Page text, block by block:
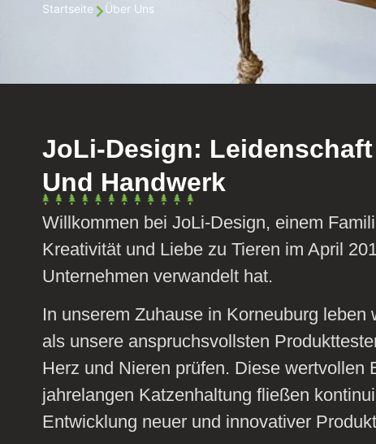
Startseite Über Uns
JoLi-Design:
Und Handwerk
Willkommen bei JoLi-Design, einem
Kreativität und Liebe zu Tieren im April
Unternehmen verwandelt hat.
In unserem Zuhause in Korneuburg leben
als unsere anspruchsvollsten
Herz und Nieren prüfen. Diese wertvollen
jahrelangen Katzenhaltung fließen
Entwicklung neuer und innovativer